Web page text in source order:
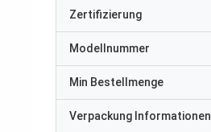
Zertifizierung
Modellnummer
Min Bestellmenge
Verpackung Informationen